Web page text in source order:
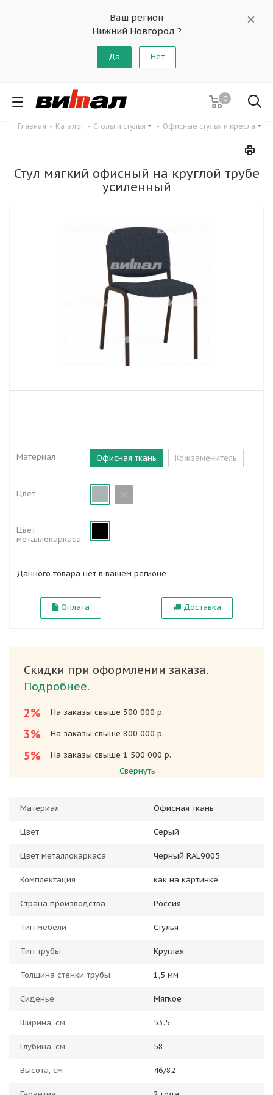
Ваш регион
Нижний Новгород ?
Да Нет
0
Главная - Каталог - Столы и стулья - Офисные стулья и кресла
Стул мягкий офисный на круглой трубе
усиленный
Материал Офисная ткань Кожзаменитель
Цвет
Цвет
металлокаркаса
Данного товара нет в вашем регионе
Оплата Доставка
Скидки при оформлении заказа.
Подробнее.
2%
На заказы свыше 300 000 р.
3% На заказы свыше 800 000 р.
5%
На заказы свыше 1 500 000 р.
Свернуть
Материал Офисная ткань
Цвет Серый
Цвет металлокаркаса Черный RAL9005
Комплектация как на картинке
Страна производства Россия
Тип мебели Стулья
Тип трубы Круглая
Толщина стенки трубы 1,5 мм
Сиденье Мягкое
Ширина, см 53.5
Глубина, см 58
Высота, см 46/82